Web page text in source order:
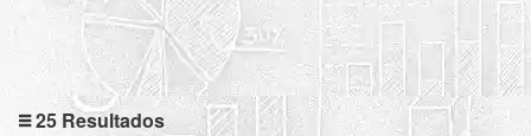
25 Resultados